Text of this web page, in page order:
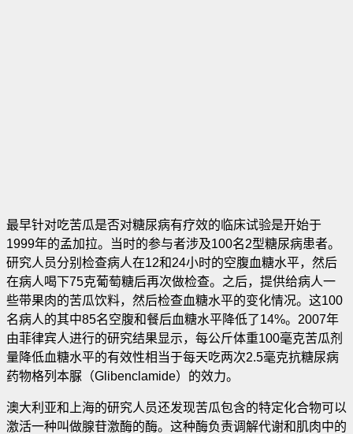
最早针对吃苦瓜是否对糖尿病有疗效的临床试验是开始于
1999年的孟加拉。当时的参与者涉及100名2型糖尿病患者。
研究人员分别检查病人在12和24小时的空腹血糖水平，然后
在病人喝下75克葡萄糖后再次做检查。之后，提供给病人一
些带果肉的苦瓜饮料，然后检查血糖水平的变化情况。这100
名病人的其中85名空腹和餐后血糖水平降低了14%。2007年
由菲律宾人进行的研究结果显示，每公斤体重100毫克苦瓜剂
量降低血糖水平的有效性相当于每天吃两次2.5毫克抗糖尿病
药物格列本脲（Glibenclamide）的效力。
澳大利亚和上海的研究人员还发现苦瓜包含的特定化合物可以
激活一种叫做腺苷激酶的酶。这种酶负责调解代谢和肌肉中的